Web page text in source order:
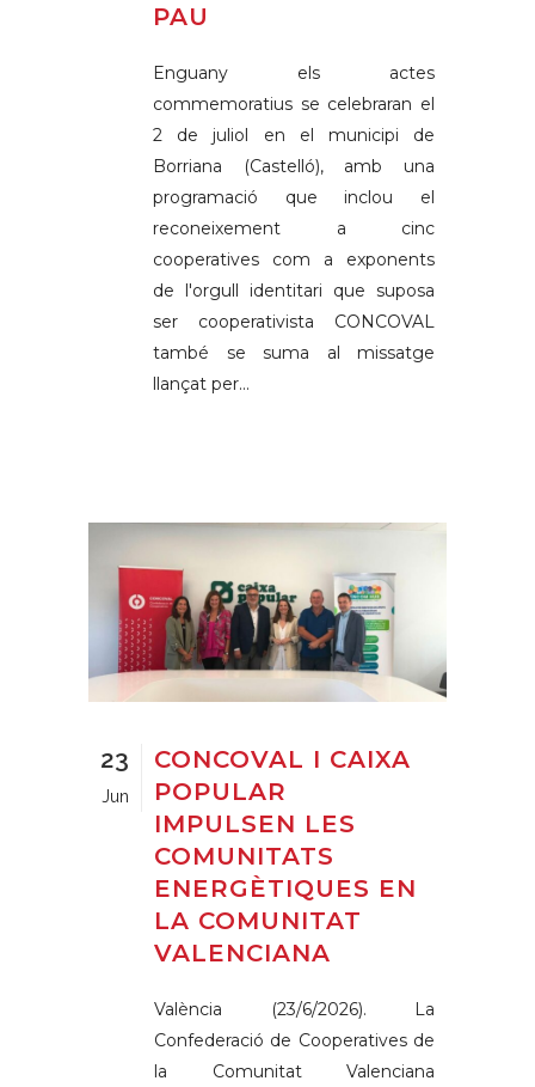
PAU
Enguany els actes
commemoratius se celebraran el
2 de juliol en el municipi de
Borriana (Castelló), amb una
programació que inclou el
reconeixement a cinc
cooperatives com a exponents
de l'orgull identitari que suposa
ser cooperativista CONCOVAL
també se suma al missatge
llançat per...
23
Jun
CONCOVAL I CAIXA
POPULAR
IMPULSEN LES
COMUNITATS
ENERGÈTIQUES EN
LA COMUNITAT
VALENCIANA
València (23/6/2026). La
Confederació de Cooperatives de
la Comunitat Valenciana